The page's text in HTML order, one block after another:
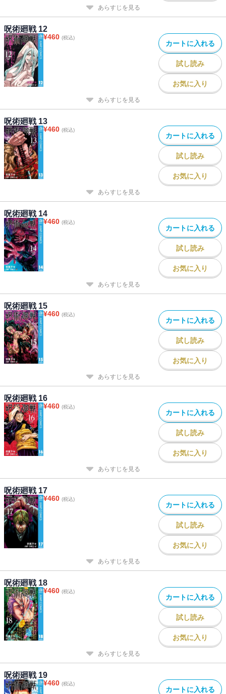
あらすじを見る
呪術廻戦 12
¥460 (税込)
カートに入れる
試し読み
お気に入り
あらすじを見る
呪術廻戦 13
¥460 (税込)
カートに入れる
試し読み
お気に入り
あらすじを見る
呪術廻戦 14
¥460 (税込)
カートに入れる
試し読み
お気に入り
あらすじを見る
呪術廻戦 15
¥460 (税込)
カートに入れる
試し読み
お気に入り
あらすじを見る
呪術廻戦 16
¥460 (税込)
カートに入れる
試し読み
お気に入り
あらすじを見る
呪術廻戦 17
¥460 (税込)
カートに入れる
試し読み
お気に入り
あらすじを見る
呪術廻戦 18
¥460 (税込)
カートに入れる
試し読み
お気に入り
あらすじを見る
呪術廻戦 19
¥460 (税込)
カートに入れる